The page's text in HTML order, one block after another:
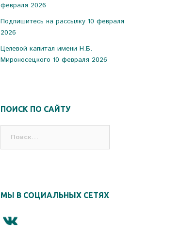
февраля 2026
Подпишитесь на рассылку 10 февраля
2026
Целевой капитал имени Н.Б.
Мироносецкого 10 февраля 2026
ПОИСК ПО САЙТУ
МЫ В СОЦИАЛЬНЫХ СЕТЯХ